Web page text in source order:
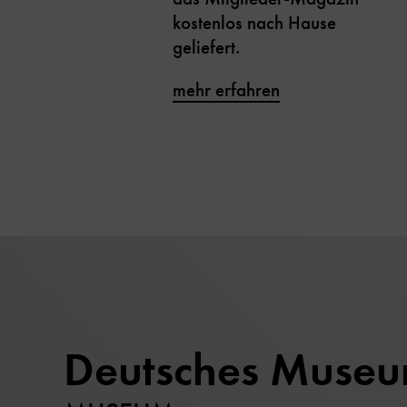
kostenlos nach Hause
geliefert.
mehr erfahren
Deutsches